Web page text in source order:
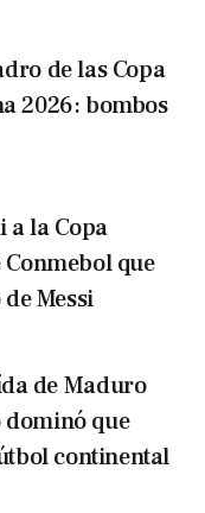
de las Copa
2026: bombos
a la Copa
que
Messi
de Maduro
dominó que
continental